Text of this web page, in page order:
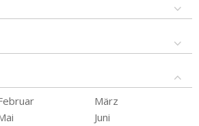
März
Juni